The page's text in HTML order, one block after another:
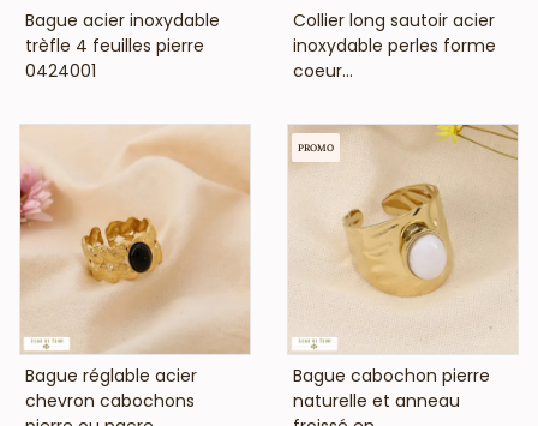
VOIR LE PRIX
Bague acier inoxydable
trèfle 4 feuilles pierre
0424001
VOIR LE PRIX
Collier long sautoir acier
inoxydable perles forme
coeur...
VOIR LE PRIX
Bague réglable acier
chevron cabochons
VOIR LE PRIX
Bague cabochon pierre
naturelle et anneau
PROMO